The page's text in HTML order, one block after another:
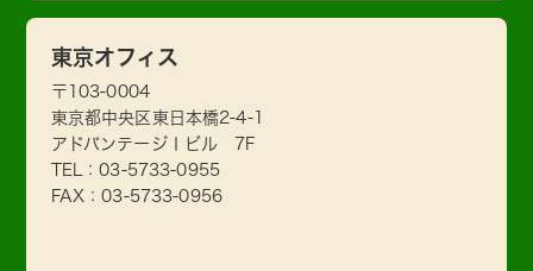
東京オフィス
〒103-0004
東京都中央区東日本橋2-4-1
アドバンテージⅠビル 7F
TEL：03-5733-0955
FAX：03-5733-0956